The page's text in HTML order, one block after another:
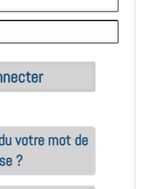
votre mot de
?